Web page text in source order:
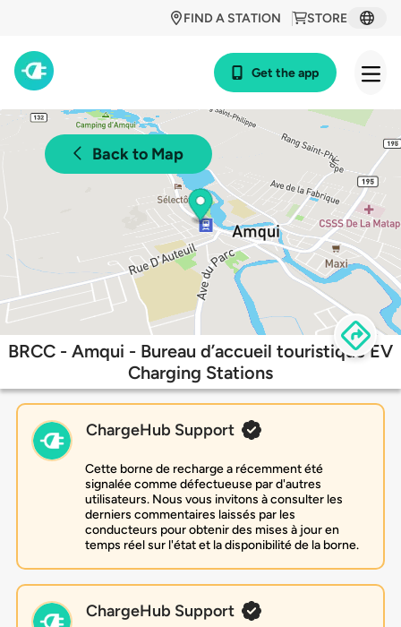
STORE
FIND A STATION
Get the app
Back to Map
BRCC - Amqui - Bureau d’accueil touristique EV
Charging Stations
ChargeHub Support
Cette borne de recharge a récemment été
signalée comme défectueuse par d'autres
utilisateurs. Nous vous invitons à consulter les
derniers commentaires laissés par les
conducteurs pour obtenir des mises à jour en
temps réel sur l'état et la disponibilité de la borne.
ChargeHub Support